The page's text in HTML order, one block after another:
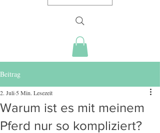
Beitrag
Warum ist es mit meinem
Pferd nur so kompliziert?
2. Juli 5 Min. Lesezeit